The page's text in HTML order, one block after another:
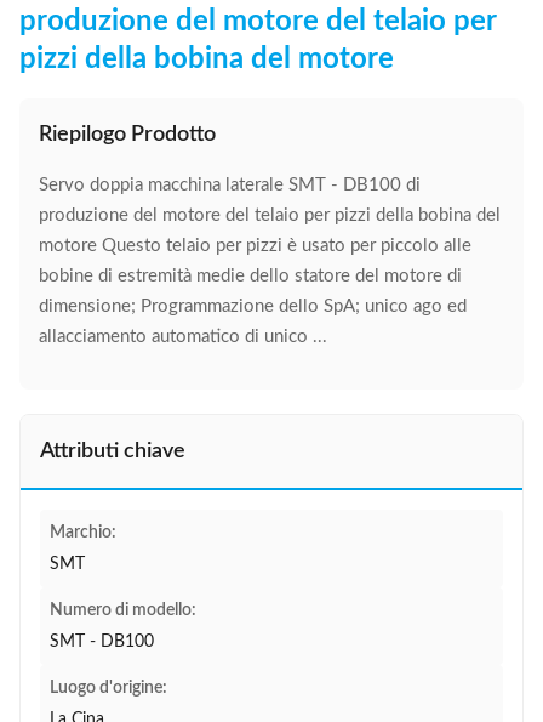
produzione del motore del telaio per
pizzi della bobina del motore
Riepilogo Prodotto
Servo doppia macchina laterale SMT - DB100 di
produzione del motore del telaio per pizzi della bobina del
motore Questo telaio per pizzi è usato per piccolo alle
bobine di estremità medie dello statore del motore di
dimensione; Programmazione dello SpA; unico ago ed
allacciamento automatico di unico ...
Attributi chiave
Marchio:
SMT
Numero di modello:
SMT - DB100
Luogo d'origine: